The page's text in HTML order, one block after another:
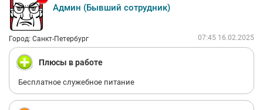
Админ (Бывший сотрудник)
Город: Санкт-Петербург 07:45 16.02.2025
Плюсы в работе
Бесплатное служебное питание